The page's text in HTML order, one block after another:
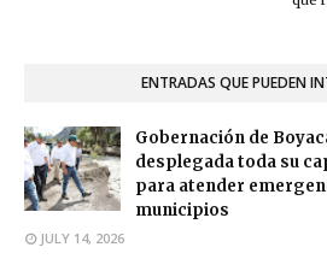
ENTRADAS QUE PUEDEN
Gobernación de
desplegada toda su
para atender
municipios
JULY 14, 2026